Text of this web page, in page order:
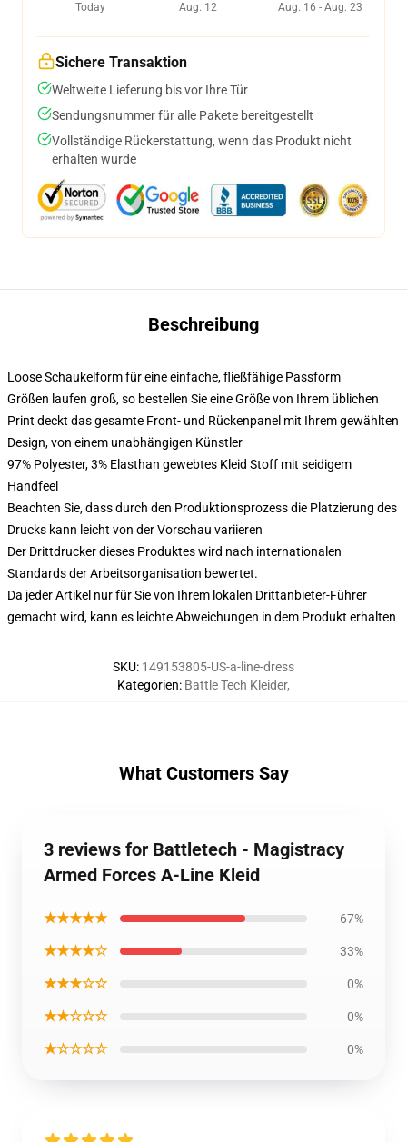
Today
Aug. 12
Aug. 16 - Aug. 23
Sichere Transaktion
Weltweite Lieferung bis vor Ihre Tür
Sendungsnummer für alle Pakete bereitgestellt
Vollständige Rückerstattung, wenn das Produkt nicht
erhalten wurde
Beschreibung
Loose Schaukelform für eine einfache, fließfähige Passform
Größen laufen groß, so bestellen Sie eine Größe von Ihrem üblichen
Print deckt das gesamte Front- und Rückenpanel mit Ihrem gewählten
Design, von einem unabhängigen Künstler
97% Polyester, 3% Elasthan gewebtes Kleid Stoff mit seidigem
Handfeel
Beachten Sie, dass durch den Produktionsprozess die Platzierung des
Drucks kann leicht von der Vorschau variieren
Der Drittdrucker dieses Produktes wird nach internationalen
Standards der Arbeitsorganisation bewertet.
Da jeder Artikel nur für Sie von Ihrem lokalen Drittanbieter-Führer
gemacht wird, kann es leichte Abweichungen in dem Produkt erhalten
SKU: 149153805-US-a-line-dress
Kategorien: Battle Tech Kleider,
What Customers Say
3 reviews for Battletech - Magistracy
Armed Forces A-Line Kleid
★★★★★ 67%
★★★★☆ 33%
★★★☆☆ 0%
★★☆☆☆ 0%
★☆☆☆☆ 0%